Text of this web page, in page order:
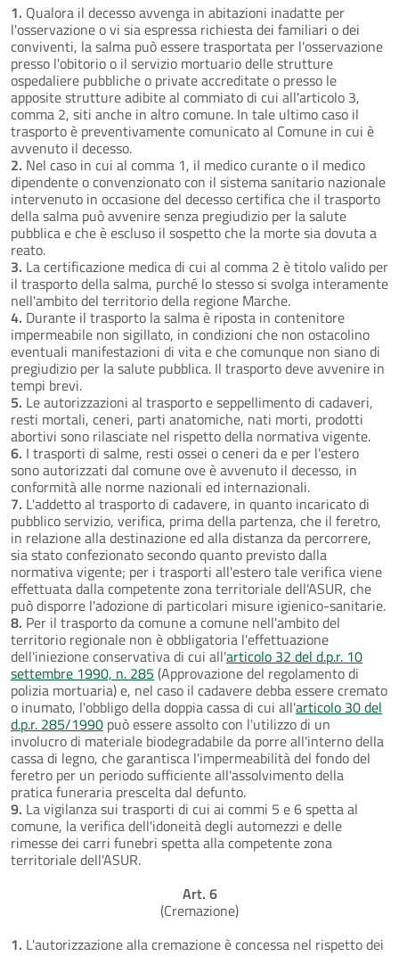
1. Qualora il decesso avvenga in abitazioni inadatte per
l'osservazione o vi sia espressa richiesta dei familiari o dei
conviventi, la salma può essere trasportata per l'osservazione
presso l'obitorio o il servizio mortuario delle strutture
ospedaliere pubbliche o private accreditate o presso le
apposite strutture adibite al commiato di cui all'articolo 3,
comma 2, siti anche in altro comune. In tale ultimo caso il
trasporto è preventivamente comunicato al Comune in cui è
avvenuto il decesso.
2. Nel caso in cui al comma 1, il medico curante o il medico
dipendente o convenzionato con il sistema sanitario nazionale
intervenuto in occasione del decesso certifica che il trasporto
della salma può avvenire senza pregiudizio per la salute
pubblica e che è escluso il sospetto che la morte sia dovuta a
reato.
3. La certificazione medica di cui al comma 2 è titolo valido per
il trasporto della salma, purché lo stesso si svolga interamente
nell'ambito del territorio della regione Marche.
4. Durante il trasporto la salma è riposta in contenitore
impermeabile non sigillato, in condizioni che non ostacolino
eventuali manifestazioni di vita e che comunque non siano di
pregiudizio per la salute pubblica. Il trasporto deve avvenire in
tempi brevi.
5. Le autorizzazioni al trasporto e seppellimento di cadaveri,
resti mortali, ceneri, parti anatomiche, nati morti, prodotti
abortivi sono rilasciate nel rispetto della normativa vigente.
6. I trasporti di salme, resti ossei o ceneri da e per l'estero
sono autorizzati dal comune ove è avvenuto il decesso, in
conformità alle norme nazionali ed internazionali.
7. L'addetto al trasporto di cadavere, in quanto incaricato di
pubblico servizio, verifica, prima della partenza, che il feretro,
in relazione alla destinazione ed alla distanza da percorrere,
sia stato confezionato secondo quanto previsto dalla
normativa vigente; per i trasporti all'estero tale verifica viene
effettuata dalla competente zona territoriale dell'ASUR, che
può disporre l'adozione di particolari misure igienico-sanitarie.
8. Per il trasporto da comune a comune nell'ambito del
territorio regionale non è obbligatoria l'effettuazione
dell'iniezione conservativa di cui all'articolo 32 del d.p.r. 10
settembre 1990, n. 285 (Approvazione del regolamento di
polizia mortuaria) e, nel caso il cadavere debba essere cremato
o inumato, l'obbligo della doppia cassa di cui all'articolo 30 del
d.p.r. 285/1990 può essere assolto con l'utilizzo di un
involucro di materiale biodegradabile da porre all'interno della
cassa di legno, che garantisca l'impermeabilità del fondo del
feretro per un periodo sufficiente all'assolvimento della
pratica funeraria prescelta dal defunto.
9. La vigilanza sui trasporti di cui ai commi 5 e 6 spetta al
comune, la verifica dell'idoneità degli automezzi e delle
rimesse dei carri funebri spetta alla competente zona
territoriale dell'ASUR.
Art. 6
(Cremazione)
1. L'autorizzazione alla cremazione è concessa nel rispetto dei